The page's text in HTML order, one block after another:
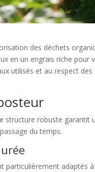
des déchets
en un engrais riche pour
utilisés et au respect des
structure robuste garantit
du temps.
particulièrement adaptés à